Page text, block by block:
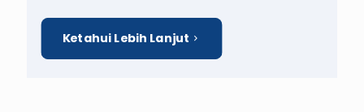
Ketahui Lebih Lanjut